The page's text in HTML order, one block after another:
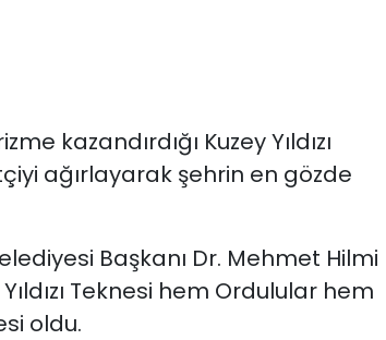
kazandırdığı Kuzey Yıldızı
ağırlayarak şehrin en gözde
Başkanı Dr. Mehmet Hilmi
Teknesi hem Ordulular hem
oldu.